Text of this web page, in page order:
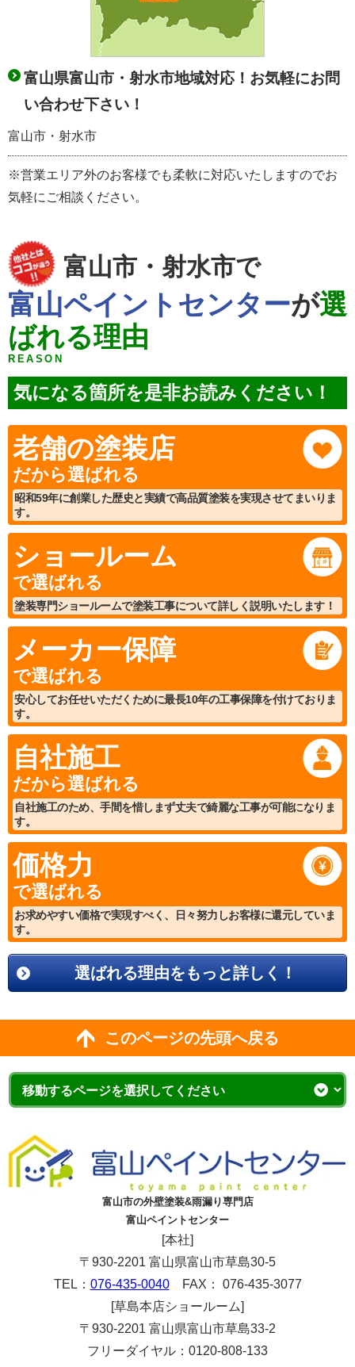
富山県富山市・射水市地域対応！お気軽にお問
い合わせ下さい！
富山市・射水市
※営業エリア外のお客様でも柔軟に対応いたしますのでお
気軽にご相談ください。
富山市・射水市で
富山ペイントセンターが選
ばれる理由
REASON
気になる箇所を是非お読みください！
老舗の塗装店
だから選ばれる
昭和59年に創業した歴史と実績で高品質塗装を実現させてまいりま
す。
ショールーム
で選ばれる
塗装専門ショールームで塗装工事について詳しく説明いたします！
メーカー保障
で選ばれる
安心してお任せいただくために最長10年の工事保障を付けておりま
す。
自社施工
だから選ばれる
自社施工のため、手間を惜しまず丈夫で綺麗な工事が可能になりま
す。
価格力
で選ばれる
お求めやすい価格で実現すべく、日々努力しお客様に還元していま
す。
選ばれる理由をもっと詳しく！
このページの先頭へ戻る
富山市の外壁塗装&雨漏り専門店
富山ペイントセンター
[本社]
〒930-2201 富山県富山市草島30-5
TEL： 076-435-0040FAX： 076-435-3077
[草島本店ショールーム]
〒930-2201 富山県富山市草島33-2
フリーダイヤル：0120-808-133